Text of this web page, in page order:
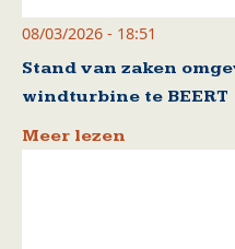
08/03/2026 - 18:51
Stand van zaken
windturbine te BEERT
Meer lezen